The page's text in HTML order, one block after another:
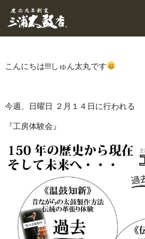
2月14日工房体験会【タガアクセサリー
2021.02.09
こんにちは!!!しゅん太丸です
今週、日曜日 ２月１４日に行われる
『工房体験会』